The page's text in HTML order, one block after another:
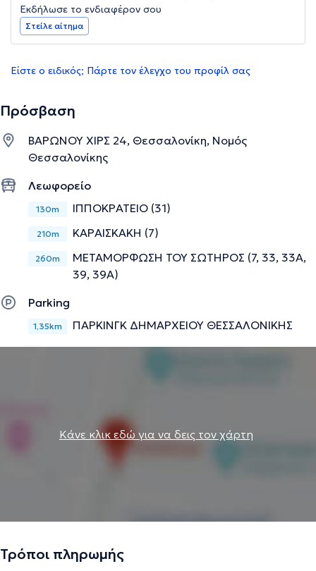
Εκδήλωσε το ενδιαφέρον σου
Στείλε αίτημα
Είστε ο ειδικός; Πάρτε τον έλεγχο του προφίλ σας
Πρόσβαση
ΒΑΡΩΝΟΥ ΧΙΡΣ 24, Θεσσαλονίκη, Νομός
Θεσσαλονίκης
Λεωφορείο
130m ΙΠΠΟΚΡΑΤΕΙΟ (31)
210m ΚΑΡΑΙΣΚΑΚΗ (7)
260m
ΜΕΤΑΜΟΡΦΩΣΗ ΤΟΥ ΣΩΤΗΡΟΣ (7, 33, 33Α,
39, 39Α)
Parking
1,35km ΠΑΡΚΙΝΓΚ ΔΗΜΑΡΧΕΙΟΥ ΘΕΣΣΑΛΟΝΙΚΗΣ
Κάνε κλικ εδώ για να δεις τον χάρτη
Τρόποι πληρωμής